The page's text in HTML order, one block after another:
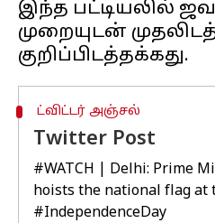
இந்த பட்டியலில்
முறையுடன்
ட்விட்டர் அஞ்சல்
Twitter Post
#WATCH | Delhi: Prime
hoists the national flag at
#IndependenceDay